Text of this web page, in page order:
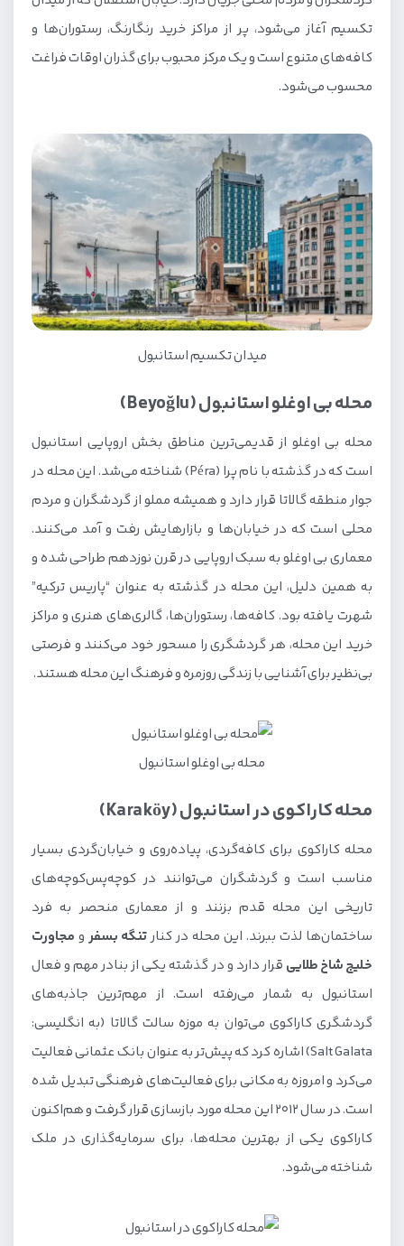
تکسیم آغاز می‌شود، پر از مراکز خرید رنگارنگ، رستوران‌ها و
کافه‌های متنوع است و یک مرکز محبوب برای گذران اوقات فراغت
محسوب می‌شود.
میدان تکسیم استانبول
محله بی اوغلو استانبول (Beyoğlu)
محله بی اوغلو از قدیمی‌ترین مناطق بخش اروپایی استانبول
است که در گذشته با نام پرا (Péra) شناخته می‌شد. این محله در
جوار منطقه گالاتا قرار دارد و همیشه مملو از گردشگران و مردم
محلی است که در خیابان‌ها و بازارهایش رفت و آمد می‌کنند.
معماری بی اوغلو به سبک اروپایی در قرن نوزدهم طراحی شده و
به همین دلیل، این محله در گذشته به عنوان “پاریس ترکیه”
شهرت یافته بود. کافه‌ها، رستوران‌ها، گالری‌های هنری و مراکز
خرید این محله، هر گردشگری را مسحور خود می‌کنند و فرصتی
بی‌نظیر برای آشنایی با زندگی روزمره و فرهنگ این محله هستند.
محله بی اوغلو استانبول
محله کاراکوی در استانبول (Karaköy)
محله کاراکوی برای کافه‌گردی، پیاده‌روی و خیابان‌گردی بسیار
مناسب است و گردشگران می‌توانند در کوچه‌پس‌کوچه‌های
تاریخی این محله قدم بزنند و از معماری منحصر به فرد
ساختمان‌ها لذت ببرند. این محله در کنارتنگه بسفر و مجاورت
خلیج شاخ طلایی قرار دارد و در گذشته یکی از بنادر مهم و فعال
استانبول به شمار می‌رفته است. از مهم‌ترین جاذبه‌های
گردشگری کاراکوی می‌توان به موزه سالت گالاتا (به انگلیسی:
Salt Galata) اشاره کرد که پیش‌تر به عنوان بانک عثمانی فعالیت
می‌کرد و امروزه به مکانی برای فعالیت‌های فرهنگی تبدیل شده
است. در سال 2012 این محله مورد بازسازی قرار گرفت و هم‌اکنون
کاراکوی یکی از بهترین محله‌ها، برای سرمایه‌گذاری در ملک
شناخته می‌شود.